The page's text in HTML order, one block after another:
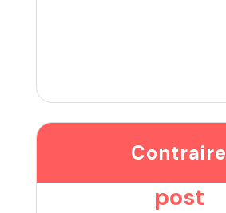
Contraire
post